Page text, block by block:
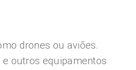
drones ou aviões.
e outros equipamentos